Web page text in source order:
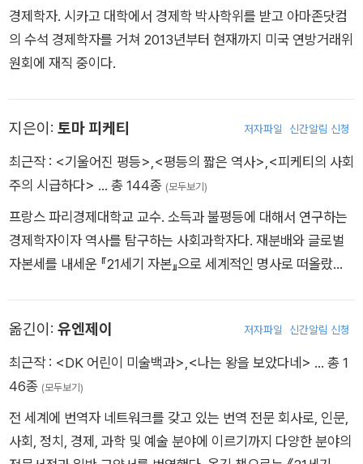
경제학자. 시카고 대학에서 경제학 박사학위를 받고 아마존닷컴
의 수석 경제학자를 거쳐 2013년부터 현재까지 미국 연방거래위
원회에 재직 중이다.
지은이: 토마 피케티 저자파일 신간알림 신청
최근작 : <기울어진 평등> <평등의 짧은 역사> <피케티의 사회
주의 시급하다> … 총 144종 (모두보기)
프랑스 파리경제대학교 교수. 소득과 불평등에 대해서 연구하는
경제학자이자 역사를 탐구하는 사회과학자다. 재분배와 글로벌
자본세를 내세운 『21세기 자본』으로 세계적인 명사로 떠올랐다.
상을 받았다. 저서로는 『자본과 이데올로기』, 『평등의 짧은 역
사』, 『불평등 경제』 등이 있다.
옮긴이: 유엔제이 저자파일 신간알림 신청
최근작 : <DK 어린이 미술백과> <나는 왕을 보았다네> … 총 1
46종 (모두보기)
전 세계에 번역자 네트워크를 갖고 있는 번역 전문 회사로, 인문,
사회, 정치, 경제, 과학 및 예술 분야에 이르기까지 다양한 분야의